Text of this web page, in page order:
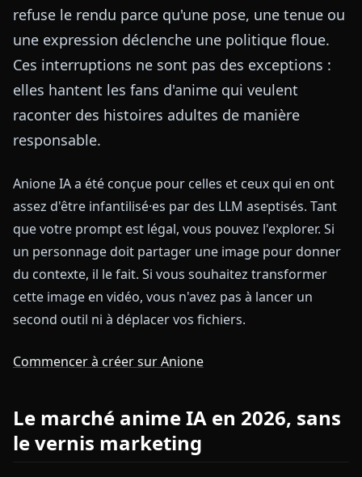
refuse le rendu parce qu'une pose, une tenue ou
une expression déclenche une politique floue.
Ces interruptions ne sont pas des exceptions :
elles hantent les fans d'anime qui veulent
raconter des histoires adultes de manière
responsable.
Anione IA a été conçue pour celles et ceux qui en ont
assez d'être infantilisé·es par des LLM aseptisés. Tant
que votre prompt est légal, vous pouvez l'explorer. Si
un personnage doit partager une image pour donner
du contexte, il le fait. Si vous souhaitez transformer
cette image en vidéo, vous n'avez pas à lancer un
second outil ni à déplacer vos fichiers.
Commencer à créer sur Anione
Le marché anime IA en 2026, sans
le vernis marketing